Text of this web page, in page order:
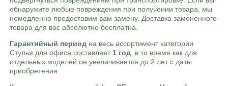
обнаружите любые повреждения при получении товара, мы
немедленно предоставим вам замену. Доставка замененного
товара для вас абсолютно бесплатна.
Гарантийный период на весь ассортимент категории
Стулья для офиса составляет 1 год , в то время как для
отдельных моделей он увеличивается до 2 лет с даты
приобретения.